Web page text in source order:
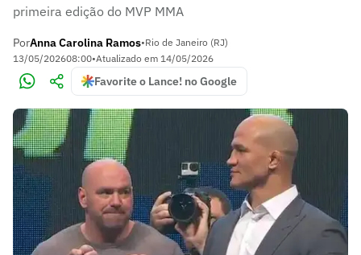
primeira edição do MVP MMA
PorAnna Carolina Ramos•Rio de Janeiro (RJ)
13/05/202608:00•Atualizado em 14/05/2026
Favorite o Lance! no Google